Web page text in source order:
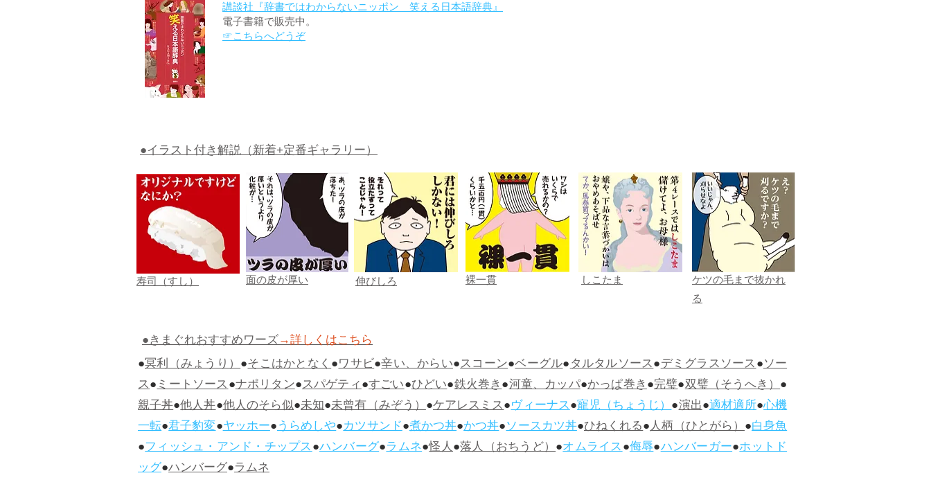
講談社『辞書ではわからないニッポン 笑える日本語辞典』
電子書籍で販売中。
☞こちらへどうぞ
●イラスト付き解説（新着+定番ギャラリー）
寿司（すし） 面の皮が厚い 伸びしろ 裸一貫 しこたま
ケツの毛まで抜かれ
る
●きまぐれおすすめワーズ→詳しくはこちら
●冥利（みょうり）●そこはかとなく●ワサビ●辛い、からい●スコーン●ベーグル●タルタルソース●デミグラスソース●ソー
ス●ミートソース●ナポリタン●スパゲティ●すごい●ひどい●鉄火巻き●河童、カッパ●かっぱ巻き●完璧●双璧（そうへき）●
親子丼●他人丼●他人のそら似●未知●未曾有（みぞう）●ケアレスミス●ヴィーナス●寵児（ちょうじ）●演出●適材適所●心機
一転●君子豹変●ヤッホー●うらめしや●カツサンド●煮かつ丼●かつ丼●ソースカツ丼●ひねくれる●人柄（ひとがら）●白身魚
●フィッシュ・アンド・チップス●ハンバーグ●ラムネ●怪人●落人（おちうど）●オムライス●侮辱●ハンバーガー●ホットド
ッグ●ハンバーグ●ラムネ